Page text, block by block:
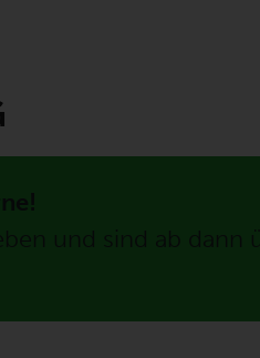
und sind ab dann